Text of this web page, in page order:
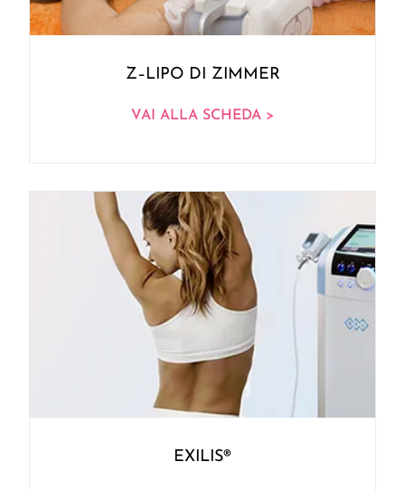
Z–LIPO DI ZIMMER
VAI ALLA SCHEDA >
EXILIS®